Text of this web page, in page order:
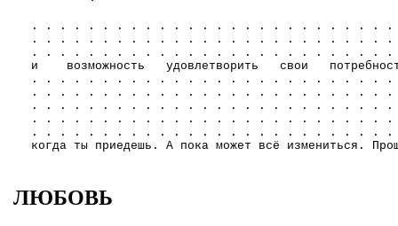
. . . . . . . . . . . . . . . . . . . . . . . . .
. . . . . . . . . . . . . . . . . . . . . . . . .
. . . . . . . . . . . . . . . . . . . . . . . . .
и возможность удовлетворить свои
. . . . . . . . . . . . . . . . . . . . . . . . .
. . . . . . . . . . . . . . . . . . . . . . . . .
. . . . . . . . . . . . . . . . . . . . . . . . .
. . . . . . . . . . . . . . . . . . . . . . . . .
. . . . . . . . . . . . . . . . . . . . . . . . .
когда ты приедешь. А пока может всё измениться.
ЛЮБОВЬ